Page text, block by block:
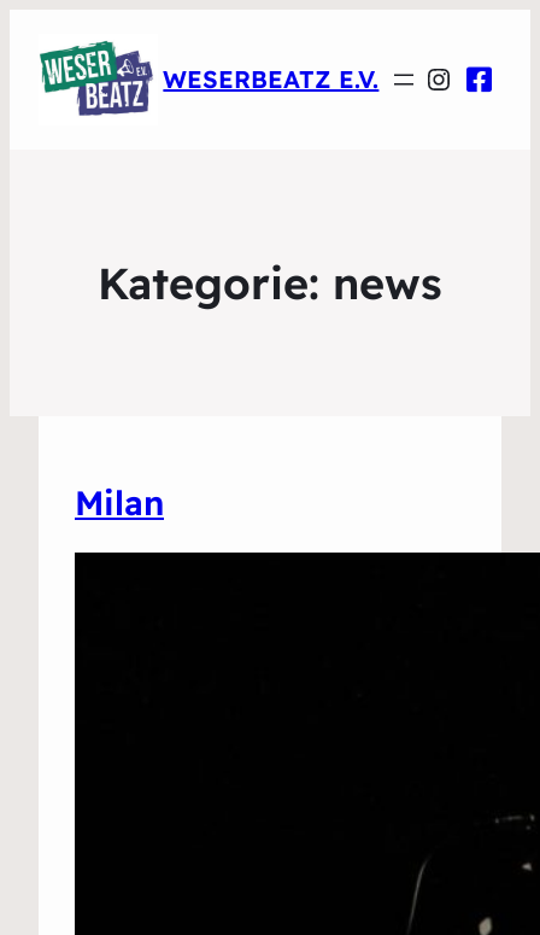
WESERBEATZ E.V.
Kategorie: news
Milan